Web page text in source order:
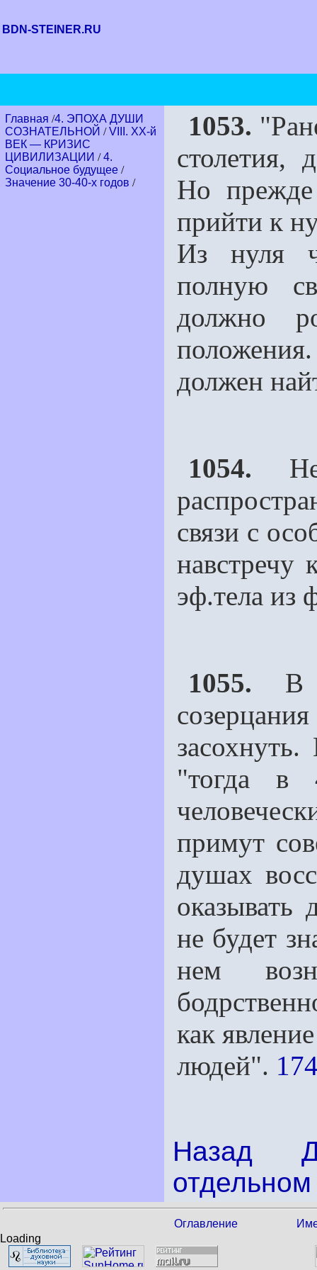
BDN-STEINER.RU
Главная /4. ЭПОХА ДУШИ
СОЗНАТЕЛЬНОЙ /VIII. XX-й
ВЕК — КРИЗИС
ЦИВИЛИЗАЦИИ /4.
Социальное будущее /
Значение 30-40-х годов /
1053.
столетия,
Но прежде
прийти к
Из нуля
полную
должно
должен
1054.
связи с
эф.тела из
1055. В
"тогда в
примут
душах
оказывать
не будет
нем
как
людей".
Назад
Оглавление
Loading